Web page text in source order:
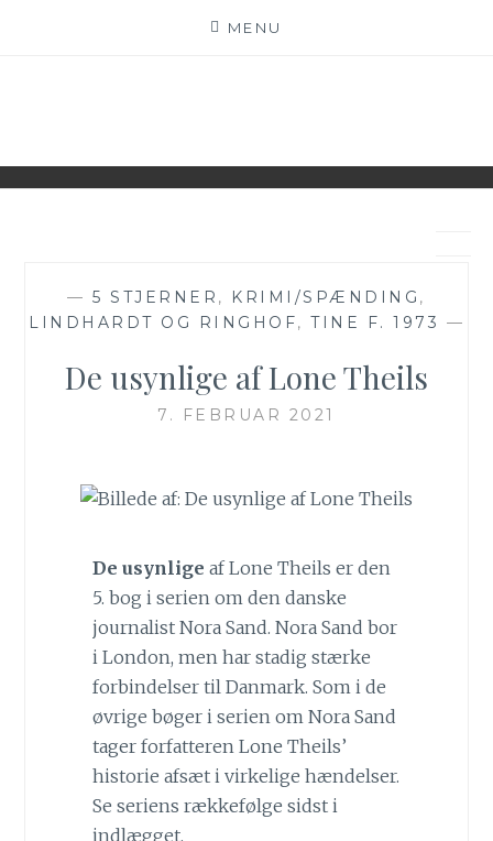
MENU
—5 STJERNER , KRIMI/SPÆNDING ,
LINDHARDT OG RINGHOF, TINE F. 1973 —
De usynlige af Lone Theils
7. FEBRUAR 2021
De usynlige af Lone Theils er den
5. bog i serien om den danske
journalist Nora Sand. Nora Sand bor
i London, men har stadig stærke
forbindelser til Danmark. Som i de
øvrige bøger i serien om Nora Sand
tager forfatteren Lone Theils’
historie afsæt i virkelige hændelser.
Se seriens rækkefølge sidst i
indlægget.